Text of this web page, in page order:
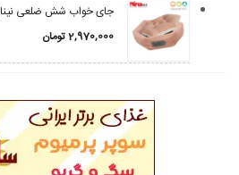
جای خواب شش ضلعی
2,970,000تومان